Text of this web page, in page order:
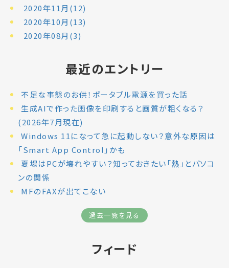
2020年11月(12)
2020年10月(13)
2020年08月(3)
最近のエントリー
不足な事態のお供！ポータブル電源を買った話
生成AIで作った画像を印刷すると画質が粗くなる？
(2026年7月現在)
Windows 11になって急に起動しない？意外な原因は
「Smart App Control」かも
夏場はPCが壊れやすい？知っておきたい「熱」とパソコ
ンの関係
MFのFAXが出てこない
過去一覧を見る
フィード